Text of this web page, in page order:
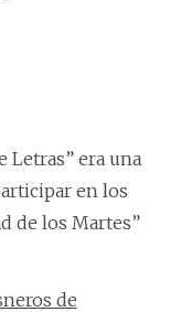
Letras” era una
en los
de los Martes”
de